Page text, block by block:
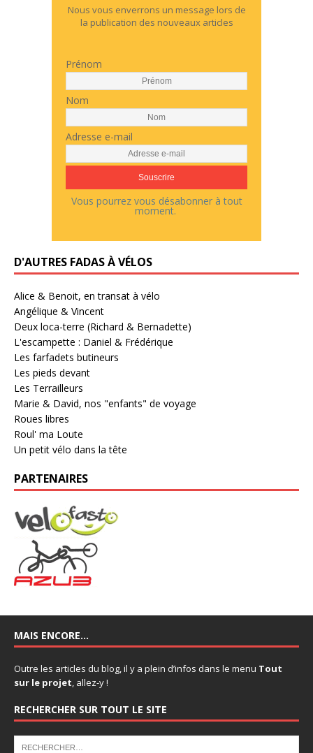
Nous vous enverrons un message lors de
la publication des nouveaux articles
Prénom
Nom
Adresse e-mail
Vous pourrez vous désabonner à tout
moment.
D'AUTRES FADAS À VÉLOS
Alice & Benoit, en transat à vélo
Angélique & Vincent
Deux loca-terre (Richard & Bernadette)
L'escampette : Daniel & Frédérique
Les farfadets butineurs
Les pieds devant
Les Terrailleurs
Marie & David, nos "enfants" de voyage
Roues libres
Roul' ma Loute
Un petit vélo dans la tête
PARTENAIRES
MAIS ENCORE…
Outre les articles du blog, il y a plein d’infos dans le menu Tout
sur le projet, allez-y !
RECHERCHER SUR TOUT LE SITE